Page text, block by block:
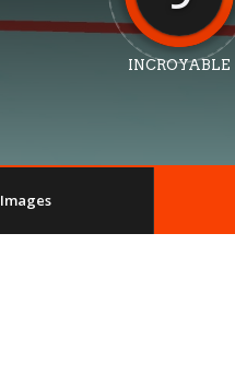
INCROYABLE
Images